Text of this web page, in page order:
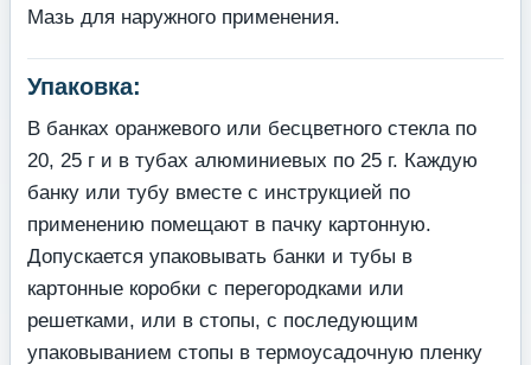
Мазь для наружного применения.
Упаковка:
В банках оранжевого или бесцветного стекла по
20, 25 г и в тубах алюминиевых по 25 г. Каждую
банку или тубу вместе с инструкцией по
применению помещают в пачку картонную.
Допускается упаковывать банки и тубы в
картонные коробки с перегородками или
решетками, или в стопы, с последующим
упаковыванием стопы в термоусадочную пленку